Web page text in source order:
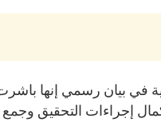
في بيان رسمي إنها
إجراءات التحقيق وجمع